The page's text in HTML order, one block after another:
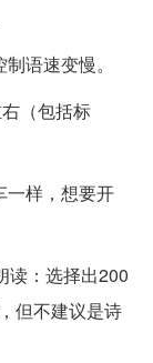
语速变慢。
（包括标
一样，想要开
读：选择出200
但不建议是诗